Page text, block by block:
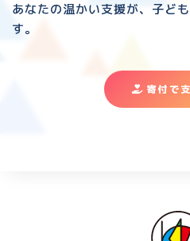
あなたの温かい支援が、子ど
す。
寄付で